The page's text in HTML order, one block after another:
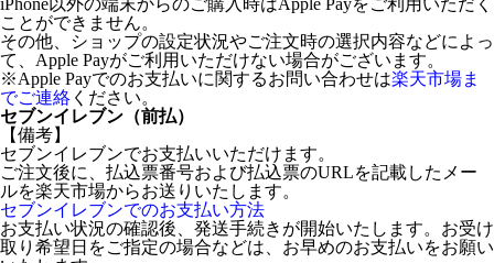
iPhone以外の端末からのご購入時はApple Payをご利用いただく
ことができません。
その他、ショップの設定状況やご注文時の選択内容などによっ
て、Apple Payがご利用いただけない場合がございます。
※Apple Payでのお支払いに関するお問い合わせは楽天市場ま
でご連絡 ください。
セブンイレブン（前払）
【備考】
セブンイレブンでお支払いいただけます。
ご注文後に、払込票番号および払込票のURLを記載したメー
ルを楽天市場からお送りいたします。
セブンイレブンでのお支払い方法
お支払い状況の確認後、発送手続きが開始いたします。お受け
取り希望日をご指定の場合などは、お早めのお支払いをお願い